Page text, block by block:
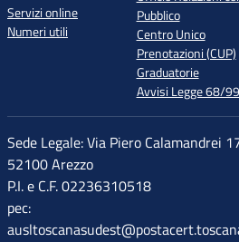
Servizi online
Numeri utili
Pubblico
Centro Unico
Prenotazioni (CUP)
Graduatorie
Avvisi Legge 68/99
Sede Legale: Via Piero Calamandrei
52100 Arezzo
P.I. e C.F. 02236310518
pec: